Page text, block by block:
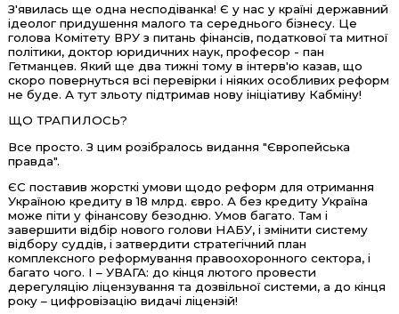
З'явилась ще одна несподіванка! Є у нас у країні державний
ідеолог придушення малого та середнього бізнесу. Це
голова Комітету ВРУ з питань фінансів, податкової та митної
політики, доктор юридичних наук, професор - пан
Гетманцев. Який ще два тижні тому в інтерв'ю казав, що
скоро повернуться всі перевірки і ніяких особливих реформ
не буде. А тут зльоту підтримав нову ініціативу Кабміну!
ЩО ТРАПИЛОСЬ?
Все просто. З цим розібралось видання "Європейська
правда".
ЄС поставив жорсткі умови щодо реформ для отримання
Україною кредиту в 18 млрд. євро. А без кредиту Україна
може піти у фінансову безодню. Умов багато. Там і
завершити відбір нового голови НАБУ, і змінити систему
відбору суддів, і затвердити стратегічний план
комплексного реформування правоохоронного сектора, і
багато чого. І – УВАГА: до кінця лютого провести
дерегуляцію ліцензування та дозвільної системи, а до кінця
року – цифровізацію видачі ліцензій!